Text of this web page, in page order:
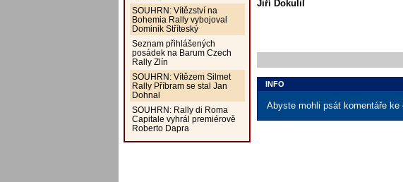
SOUHRN: Vítězství na
Bohemia Rally vybojoval
Dominik Stříteský
Seznam přihlášených
posádek na Barum Czech
Rally Zlín
SOUHRN: Vítězem Silmet
Rally Příbram se stal Jan
Dohnal
SOUHRN: Rally di Roma
Capitale vyhrál premiérově
Roberto Dapra
Jiří Dokulil
INFO
Abyste mohli psát komentáře